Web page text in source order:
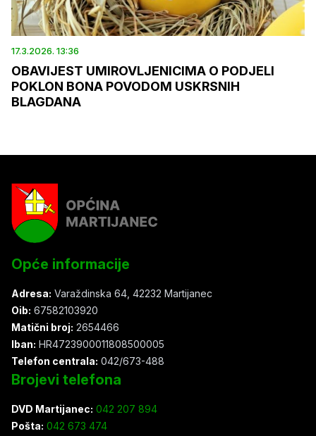
17.3.2026. 13:36
OBAVIJEST UMIROVLJENICIMA O PODJELI
POKLON BONA POVODOM USKRSNIH
BLAGDANA
Opće informacije
Adresa: Varaždinska 64, 42232 Martijanec
Oib: 67582103920
Matični broj: 2654466
Iban: HR4723900011808500005
Telefon centrala: 042/673-488
Brojevi telefona
DVD Martijanec: 042 207 894
Pošta: 042 673 474